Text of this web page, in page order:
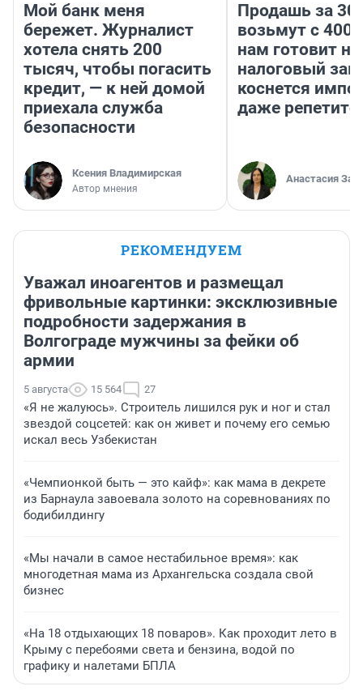
Мой банк меня
бережет. Журналист
хотела снять 200
тысяч, чтобы погасить
кредит, — к ней домой
приехала служба
безопасности
Ксения Владимирская
Автор мнения
Продашь за
возьмут с
нам готовит
налоговый
коснется
даже
Анастасия
РЕКОМЕНДУЕМ
Уважал иноагентов и размещал
фривольные картинки: эксклюзивные
подробности задержания в
Волгограде мужчины за фейки об
армии
5 августа 15 564 27
«Я не жалуюсь». Строитель лишился рук и ног и стал
звездой соцсетей: как он живет и почему его семью
искал весь Узбекистан
«Чемпионкой быть — это кайф»: как мама в декрете
из Барнаула завоевала золото на соревнованиях по
бодибилдингу
«Мы начали в самое нестабильное время»: как
многодетная мама из Архангельска создала свой
бизнес
«На 18 отдыхающих 18 поваров». Как проходит лето в
Крыму с перебоями света и бензина, водой по
графику и налетами БПЛА